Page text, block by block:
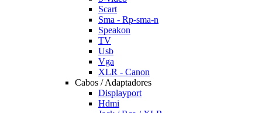
Scart
Sma - Rp-sma-n
Speakon
TV
Usb
Vga
XLR - Canon
Cabos / Adaptadores
Displayport
Hdmi